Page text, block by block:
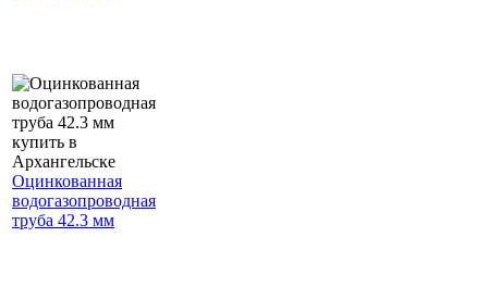
Оцинкованная
водогазопроводная
труба 42.3 мм